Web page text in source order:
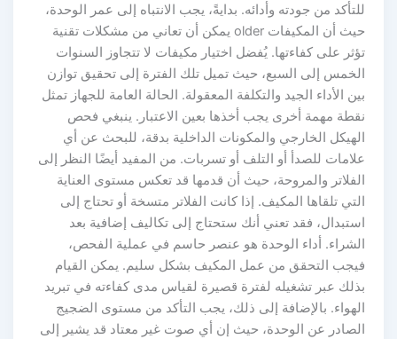
للتأكد من جودته وأدائه. بدايةً، يجب الانتباه إلى عمر الوحدة،
حيث أن المكيفات older يمكن أن تعاني من مشكلات تقنية
تؤثر على كفاءتها. يُفضل اختيار مكيفات لا تتجاوز السنوات
الخمس إلى السبع، حيث تميل تلك الفترة إلى تحقيق توازن
بين الأداء الجيد والتكلفة المعقولة. الحالة العامة للجهاز تمثل
نقطة مهمة أخرى يجب أخذها بعين الاعتبار. ينبغي فحص
الهيكل الخارجي والمكونات الداخلية بدقة، للبحث عن أي
علامات للصدأ أو التلف أو تسربات. من المفيد أيضًا النظر إلى
الفلاتر والمروحة، حيث أن قدمها قد تعكس مستوى العناية
التي تلقاها المكيف. إذا كانت الفلاتر متسخة أو تحتاج إلى
استبدال، فقد تعني أنك ستحتاج إلى تكاليف إضافية بعد
الشراء. أداء الوحدة هو عنصر حاسم في عملية الفحص،
فيجب التحقق من عمل المكيف بشكل سليم. يمكن القيام
بذلك عبر تشغيله لفترة قصيرة لقياس مدى كفاءته في تبريد
الهواء. بالإضافة إلى ذلك، يجب التأكد من مستوى الضجيج
الصادر عن الوحدة، حيث إن أي صوت غير معتاد قد يشير إلى